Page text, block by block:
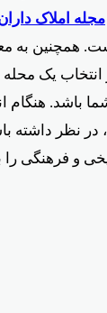
مجله املاک
همچنین به
انتخاب یک
باشد. هنگام
در نظر داشته
و فرهنگی را